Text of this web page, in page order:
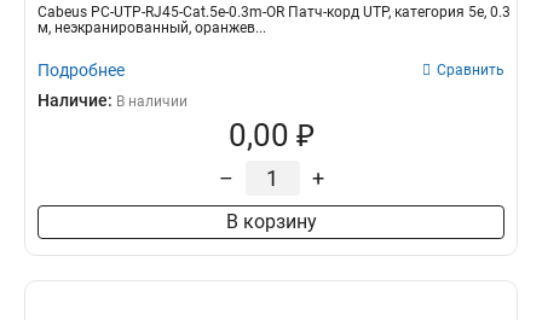
Cabeus PC-UTP-RJ45-Cat.5e-0.3m-OR Патч-корд UTP, категория 5e, 0.3
м, неэкранированный, оранжев...
Подробнее Сравнить
Наличие: В наличии
0,00 ₽
– +
В корзину